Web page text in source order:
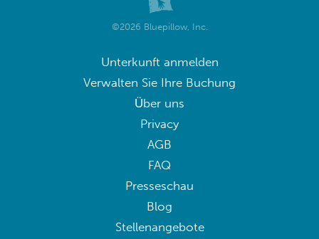
©2026 Bluepillow, Inc.
Unterkunft anmelden
Verwalten Sie Ihre Buchung
Über uns
Privacy
AGB
FAQ
Presseschau
Blog
Stellenangebote